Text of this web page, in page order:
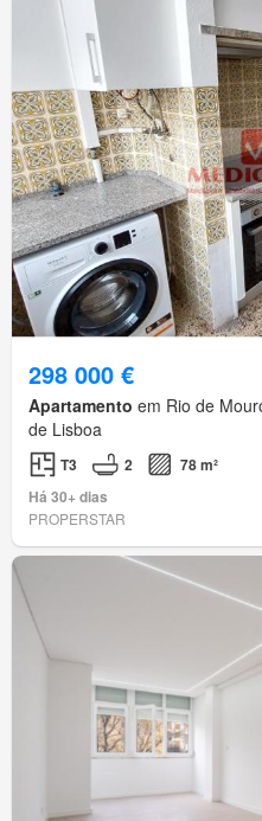
298 000 €
Apartamento em Rio de
de Lisboa
T3 2
78 m²
Há 30+ dias
PROPERSTAR